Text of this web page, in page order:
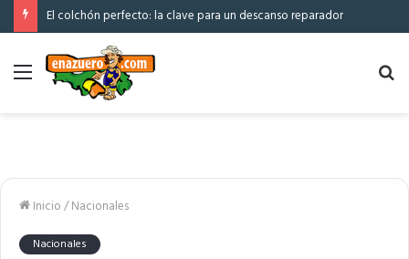
El colchón perfecto: la clave para un descanso reparador
Menú
Inicio/Nacionales
Nacionales